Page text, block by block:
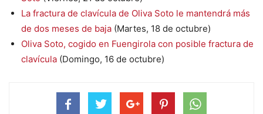
La fractura de clavícula de Oliva Soto le mantendrá más
de dos meses de baja (Martes, 18 de octubre)
Oliva Soto, cogido en Fuengirola con posible fractura de
clavícula (Domingo, 16 de octubre)